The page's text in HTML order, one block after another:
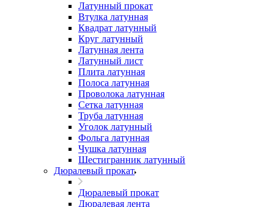
Латунный прокат
Втулка латунная
Квадрат латунный
Круг латунный
Латунная лента
Латунный лист
Плита латунная
Полоса латунная
Проволока латунная
Сетка латунная
Труба латунная
Уголок латунный
Фольга латунная
Чушка латунная
Шестигранник латунный
Дюралевый прокат
Дюралевый прокат
Дюралевая лента